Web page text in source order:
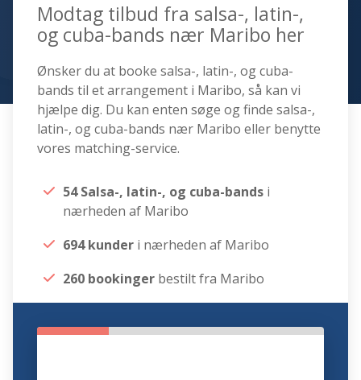
Modtag tilbud fra salsa-, latin-,
og cuba-bands nær Maribo her
Ønsker du at booke salsa-, latin-, og cuba-
bands til et arrangement i Maribo, så kan vi
hjælpe dig. Du kan enten søge og finde salsa-,
latin-, og cuba-bands nær Maribo eller benytte
vores matching-service.
54 Salsa-, latin-, og cuba-bands i
nærheden af Maribo
694 kunder i nærheden af Maribo
260 bookinger bestilt fra Maribo